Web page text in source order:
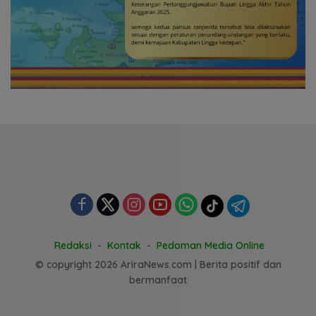
Redaksi Kontak
Pedoman Media Online
© copyright 2026 AriraNews.com | Berita positif dan
bermanfaat